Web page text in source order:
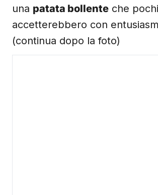
una patata bollente che pochi
accetterebbero con
(continua dopo la foto)